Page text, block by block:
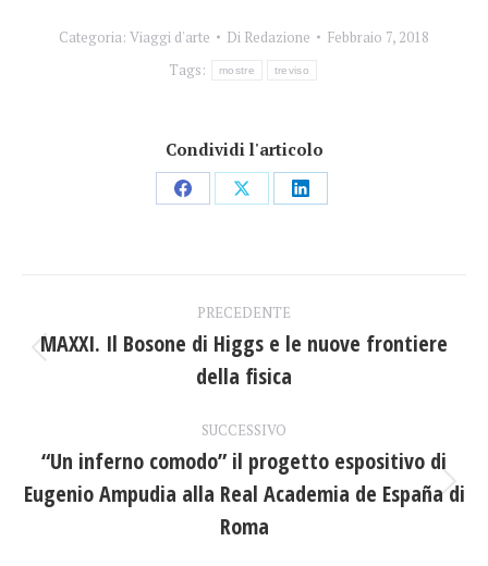
Categoria: Viaggi d'arte Di Redazione
Febbraio 7, 2018
Tags:
mostre treviso
Condividi l'articolo
CondividiCondividiCondividi
tra
post
PRECEDENTE
Post
precedente:
MAXXI. Il Bosone di Higgs e le nuove frontiere
della fisica
SUCCESSIVO
Prossimo
post:
“Un inferno comodo” il progetto espositivo di
Eugenio Ampudia alla Real Academia de España di
Roma